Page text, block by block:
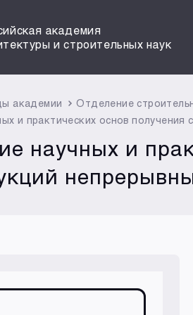
академия
и строительных наук
академии
Отделение
и практических основ
научных и